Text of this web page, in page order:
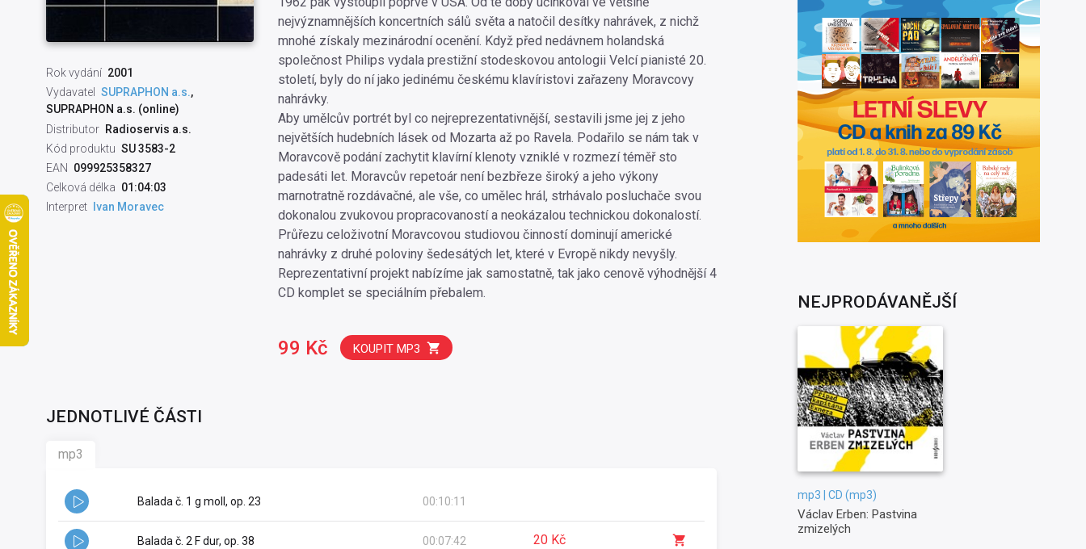
Rok vydání 2001
Vydavatel
SUPRAPHON a.s.,
SUPRAPHON a.s. (online)
Distributor Radioservis a.s.
Kód produktu SU 3583-2
EAN
099925358327
Celková délka 01:04:03
Interpret
Ivan Moravec
nejvýznamnějších koncertních sálů světa a natočil desítky nahrávek, z nichž
mnohé získaly mezinárodní ocenění. Když před nedávnem holandská
společnost Philips vydala prestižní stodeskovou antologii Velcí pianisté 20.
století, byly do ní jako jedinému českému klavíristovi zařazeny Moravcovy
nahrávky.
Aby umělcův portrét byl co nejreprezentativnější, sestavili jsme jej z jeho
největších hudebních lásek od Mozarta až po Ravela. Podařilo se nám tak v
Moravcově podání zachytit klavírní klenoty vzniklé v rozmezí téměř sto
padesáti let. Moravcův repetoár není bezbřeze široký a jeho výkony
marnotratně rozdávačné, ale vše, co umělec hrál, strhávalo posluchače svou
dokonalou zvukovou propracovaností a neokázalou technickou dokonalostí.
Průřezu celoživotní Moravcovou studiovou činností dominují americké
nahrávky z druhé poloviny šedesátých let, které v Evropě nikdy nevyšly.
Reprezentativní projekt nabízíme jak samostatně, tak jako cenově výhodnější 4
CD komplet se speciálním přebalem.
99 Kč KOUPIT MP3
JEDNOTLIVÉ ČÁSTI
mp3
Balada č. 1 g moll, op. 23 00:10:11
Balada č. 2 F dur, op. 38 00:07:42 20 Kč
NEJPRODÁVANĚJŠÍ
mp3 | CD (mp3)
Václav Erben: Pastvina
zmizelých